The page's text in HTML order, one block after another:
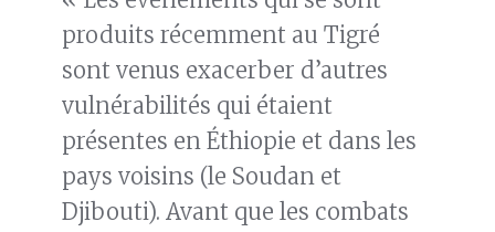
produits récemment au Tigré
sont venus exacerber d’autres
vulnérabilités qui étaient
présentes en Éthiopie et dans les
pays voisins (le Soudan et
Djibouti). Avant que les combats